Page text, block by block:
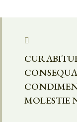
MOLESTIE